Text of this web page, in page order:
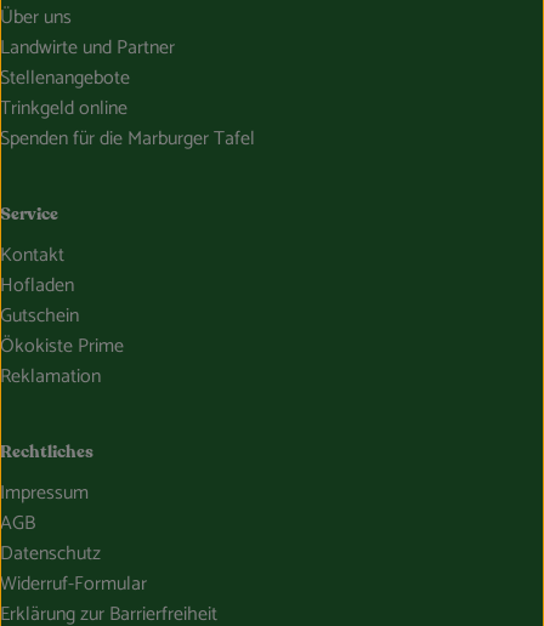
Über uns
Landwirte und Partner
Stellenangebote
Trinkgeld online
Spenden für die Marburger Tafel
Service
Kontakt
Hofladen
Gutschein
Ökokiste Prime
Reklamation
Rechtliches
Impressum
AGB
Datenschutz
Widerruf-Formular
Erklärung zur Barrierfreiheit